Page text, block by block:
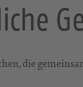
die